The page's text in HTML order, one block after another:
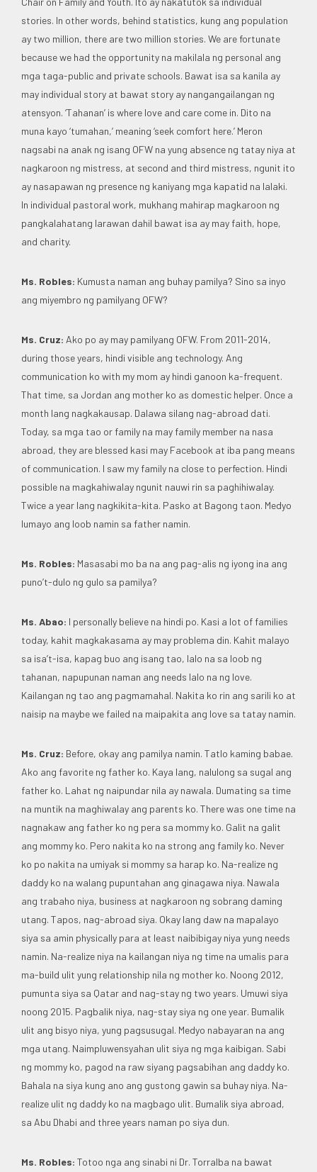
stories. In other words, behind statistics, kung ang population
ay two million, there are two million stories. We are fortunate
because we had the opportunity na makilala ng personal ang
mga taga-public and private schools. Bawat isa sa kanila ay
may individual story at bawat story ay nangangailangan ng
atensyon. ‘Tahanan’ is where love and care come in. Dito na
muna kayo ‘tumahan,’ meaning ‘seek comfort here.’ Meron
nagsabi na anak ng isang OFW na yung absence ng tatay niya at
nagkaroon ng mistress, at second and third mistress, ngunit ito
ay nasapawan ng presence ng kaniyang mga kapatid na lalaki.
In individual pastoral work, mukhang mahirap magkaroon ng
pangkalahatang larawan dahil bawat isa ay may faith, hope,
and charity.
Ms. Robles: Kumusta naman ang buhay pamilya? Sino sa inyo
ang miyembro ng pamilyang OFW?
Ms. Cruz: Ako po ay may pamilyang OFW. From 2011-2014,
during those years, hindi visible ang technology. Ang
communication ko with my mom ay hindi ganoon ka-frequent.
That time, sa Jordan ang mother ko as domestic helper. Once a
month lang nagkakausap. Dalawa silang nag-abroad dati.
Today, sa mga tao or family na may family member na nasa
abroad, they are blessed kasi may Facebook at iba pang means
of communication. I saw my family na close to perfection. Hindi
possible na magkahiwalay ngunit nauwi rin sa paghihiwalay.
Twice a year lang nagkikita-kita. Pasko at Bagong taon. Medyo
lumayo ang loob namin sa father namin.
Ms. Robles: Masasabi mo ba na ang pag-alis ng iyong ina ang
puno’t-dulo ng gulo sa pamilya?
Ms. Abao: I personally believe na hindi po. Kasi a lot of families
today, kahit magkakasama ay may problema din. Kahit malayo
sa isa’t-isa, kapag buo ang isang tao, lalo na sa loob ng
tahanan, napupunan naman ang needs lalo na ng love.
Kailangan ng tao ang pagmamahal. Nakita ko rin ang sarili ko at
naisip na maybe we failed na maipakita ang love sa tatay namin.
Ms. Cruz: Before, okay ang pamilya namin. Tatlo kaming babae.
Ako ang favorite ng father ko. Kaya lang, nalulong sa sugal ang
father ko. Lahat ng naipundar nila ay nawala. Dumating sa time
na muntik na maghiwalay ang parents ko. There was one time na
nagnakaw ang father ko ng pera sa mommy ko. Galit na galit
ang mommy ko. Pero nakita ko na strong ang family ko. Never
ko po nakita na umiyak si mommy sa harap ko. Na-realize ng
daddy ko na walang pupuntahan ang ginagawa niya. Nawala
ang trabaho niya, business at nagkaroon ng sobrang daming
utang. Tapos, nag-abroad siya. Okay lang daw na mapalayo
siya sa amin physically para at least naibibigay niya yung needs
namin. Na-realize niya na kailangan niya ng time na umalis para
ma-build ulit yung relationship nila ng mother ko. Noong 2012,
pumunta siya sa Qatar and nag-stay ng two years. Umuwi siya
noong 2015. Pagbalik niya, nag-stay siya ng one year. Bumalik
ulit ang bisyo niya, yung pagsusugal. Medyo nabayaran na ang
mga utang. Naimpluwensyahan ulit siya ng mga kaibigan. Sabi
ng mommy ko, pagod na raw siyang pagsabihan ang daddy ko.
Bahala na siya kung ano ang gustong gawin sa buhay niya. Na-
realize ulit ng daddy ko na magbago ulit. Bumalik siya abroad,
sa Abu Dhabi and three years naman po siya dun.
Ms. Robles: Totoo nga ang sinabi ni Dr. Torralba na bawat